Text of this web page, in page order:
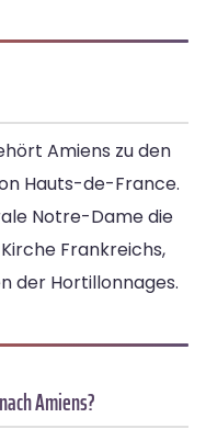
Amiens zu den
Hauts-de-France.
Notre-Dame die
Frankreichs,
der Hortillonnages.
Amiens?